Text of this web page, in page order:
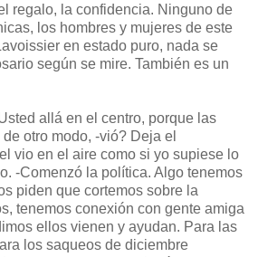
regalo, la confidencia. Ninguno de
los hombres y mujeres de este
en estado puro, nada se
según se mire. También es un
allá en el centro, porque las
otro modo, -vió? Deja el
vio en el aire como si yo supiese lo
-Comenzó la política. Algo tenemos
piden que cortemos sobre la
tenemos conexión con gente amiga
ellos vienen y ayudan. Para las
los saqueos de diciembre